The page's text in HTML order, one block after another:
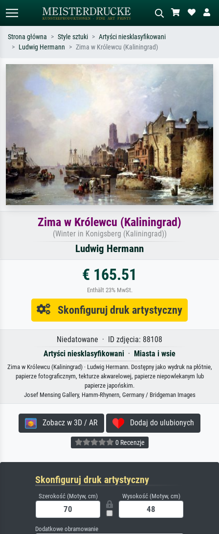
impresjonizm, fala Hokusaia, akt.
abstrakcja z czerwienią, ciemny olej,
stojący akt obok drzewa.
Strona główna Style sztuki
Artyści niesklasyfikowani
Ludwig Hermann
Zima w Królewcu (Kaliningrad)
Zima w Królewcu (Kaliningrad)
(Winter in Konigsberg (Kaliningrad))
Ludwig Hermann
€ 165.51
Enthält 23% MwSt.
Skonfiguruj druk artystyczny
Niedatowane · ID zdjęcia: 88108
Artyści niesklasyfikowani · Miasta i wsie
Zima w Królewcu (Kaliningrad) · Ludwig Hermann. Dostępny jako wydruk na płótnie,
papierze fotograficznym, tekturze akwarelowej, papierze niepowlekanym lub
papierze japońskim.
Josef Mensing Gallery, Hamm-Rhynern, Germany / Bridgeman Images
Zobacz w 3D / AR Dodaj do ulubionych
0 Recenzje
Skonfiguruj druk artystyczny
Szerokość (Motyw, cm) Wysokość (Motyw, cm)
Dodatkowe obramowanie